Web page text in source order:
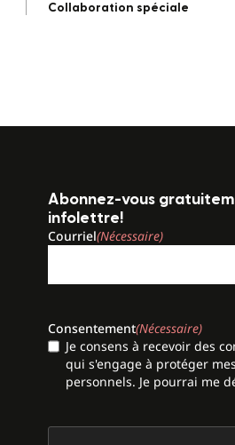
Collaboration spéciale
Abonnez-vous
infolettre!
Courriel(Nécessaire)
Consentement(Nécessaire)
Je consens à recevoir des
qui s'engage à protéger
personnels. Je pourrai me
CAPTCHA